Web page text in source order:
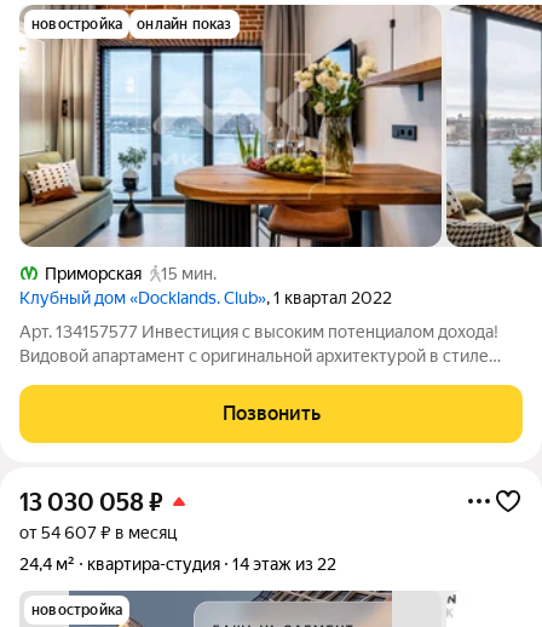
новостройка онлайн показ
Приморская
15 мин.
Клубный дом «Docklands. Club», 1 квартал 2022
Арт. 134157577 Инвестиция с высоким потенциалом дохода!
Видовой апартамент с оригинальной архитектурой в стиле
качественный, дизайнерский ремонт. Использована
премиальная плитка Porcelanosa - это
Позвонить
13 030 058₽
от 54 607 ₽ в месяц
24,4 м²
квартира-студия 14 этаж из 22
новостройка